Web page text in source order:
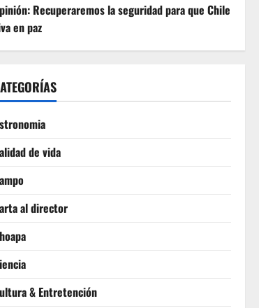
Recuperaremos la seguridad para que Chile
en paz
de vida
al director
& Entretención